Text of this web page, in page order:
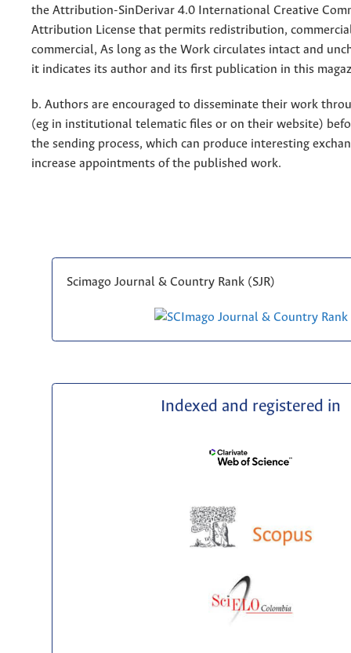
the Attribution-SinDerivar 4.0 International Creative
Attribution License that permits redistribution,
commercial, As long as the Work circulates intact and
it indicates its author and its first publication in this
b. Authors are encouraged to disseminate their work
(eg in institutional telematic files or on their website)
the sending process, which can produce interesting
increase appointments of the published work.
Scimago Journal & Country Rank (SJR)
Indexed and registered in